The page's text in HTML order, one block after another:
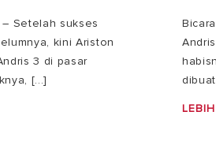
Setelah sukses
kini Ariston
3 di pasar
[...]